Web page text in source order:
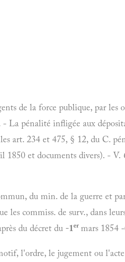
de la force publique, par les
La pénalité infligée aux
art. 234 et 475, § 12, du C.
1850 et documents divers). - V.
du min. de la guerre et
les commiss. de surv., dans
du décret du -1er mars 1854 -
l'ordre, le jugement ou